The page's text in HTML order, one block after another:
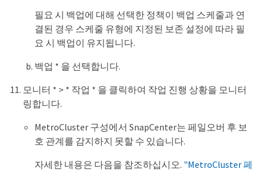
필요 시 백업에 대해 선택한 정책이 백업 스케줄과 연
결된 경우 스케줄 유형에 지정된 보존 설정에 따라 필
요 시 백업이 유지됩니다.
백업 * 을 선택합니다.
모니터 * > * 작업 * 을 클릭하여 작업 진행 상황을 모니터
링합니다.
MetroCluster 구성에서 SnapCenter는 페일오버 후 보
호 관계를 감지하지 못할 수 있습니다.
자세한 내용은 다음을 참조하십시오. "MetroCluster 페